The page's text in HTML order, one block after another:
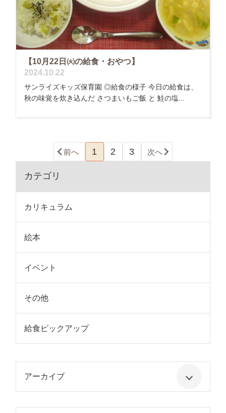
【10月22日㈫の給食・おやつ】
2024.10.22
サンライズキッズ保育園 ◎給食の様子 今日の給食は、
秋の味覚を炊き込んだ さつまいもご飯 と 鮭の塩...
前へ 1 2 3 次へ
カテゴリ
カリキュラム
絵本
イベント
その他
給食ピックアップ
アーカイブ